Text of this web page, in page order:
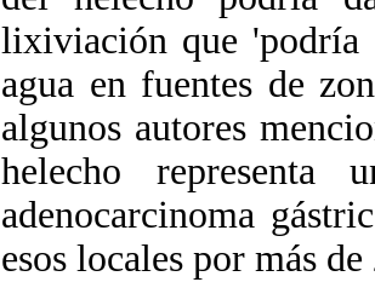
lixiviación que 'podría
agua en fuentes de
algunos autores
helecho representa
adenocarcinoma
esos locales por más